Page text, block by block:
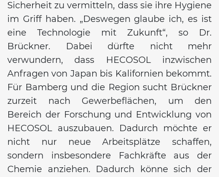
Sicherheit zu vermitteln, dass sie ihre Hygiene
im Griff haben. „Deswegen glaube ich, es ist
eine Technologie mit Zukunft“, so Dr.
Brückner. Dabei dürfte nicht mehr
verwundern, dass HECOSOL inzwischen
Anfragen von Japan bis Kalifornien bekommt.
Für Bamberg und die Region sucht Brückner
zurzeit nach Gewerbeflächen, um den
Bereich der Forschung und Entwicklung von
HECOSOL auszubauen. Dadurch möchte er
nicht nur neue Arbeitsplätze schaffen,
sondern insbesondere Fachkräfte aus der
Chemie anziehen. Dadurch könne sich der